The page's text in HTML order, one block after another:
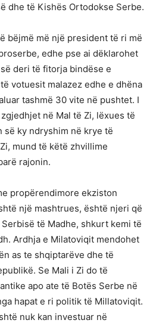
dhe të Kishës Ortodokse Serbe.
bëjmë më një president të ri më
edhe pse ai dëklarohet
deri të fitorja bindëse e
votuesit malazez edhe e dhëna
tashmë 30 vite në pushtet. I
në Mal të Zi, lëxues të
së ky ndryshim në krye të
mund të këtë zhvillime
rajonin.
propërendimore ekziston
një mashtrues, është njeri që
të Madhe, shkurt kemi të
Ardhja e Milatoviqit mendohet
as te shqiptarëve dhe të
Se Mali i Zi do të
apo ate të Botës Serbe në
hapat e ri politik të Millatoviqit.
nuk kan investuar në